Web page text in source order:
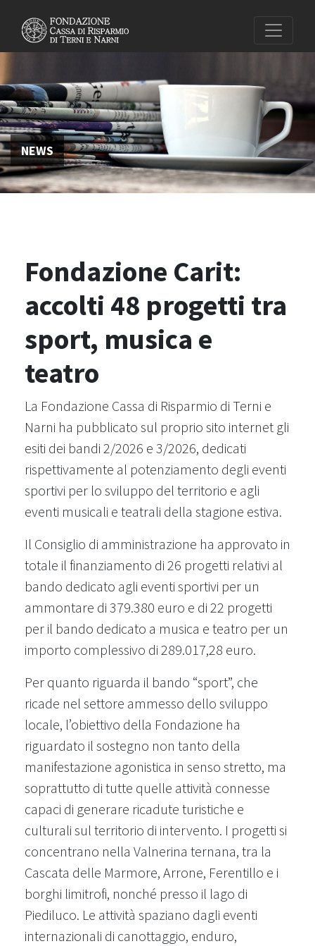
NEWS
Fondazione Carit:
accolti 48 progetti tra
sport, musica e
teatro
La Fondazione Cassa di Risparmio di Terni e
Narni ha pubblicato sul proprio sito internet gli
esiti dei bandi 2/2026 e 3/2026, dedicati
rispettivamente al potenziamento degli eventi
sportivi per lo sviluppo del territorio e agli
eventi musicali e teatrali della stagione estiva.
Il Consiglio di amministrazione ha approvato in
totale il finanziamento di 26 progetti relativi al
bando dedicato agli eventi sportivi per un
ammontare di 379.380 euro e di 22 progetti
per il bando dedicato a musica e teatro per un
importo complessivo di 289.017,28 euro.
Per quanto riguarda il bando “sport”, che
ricade nel settore ammesso dello sviluppo
locale, l’obiettivo della Fondazione ha
riguardato il sostegno non tanto della
manifestazione agonistica in senso stretto, ma
soprattutto di tutte quelle attività connesse
capaci di generare ricadute turistiche e
culturali sul territorio di intervento. I progetti si
concentrano nella Valnerina ternana, tra la
Cascata delle Marmore, Arrone, Ferentillo e i
borghi limitrofi, nonché presso il lago di
Piediluco. Le attività spaziano dagli eventi
internazionali di canottaggio, enduro,